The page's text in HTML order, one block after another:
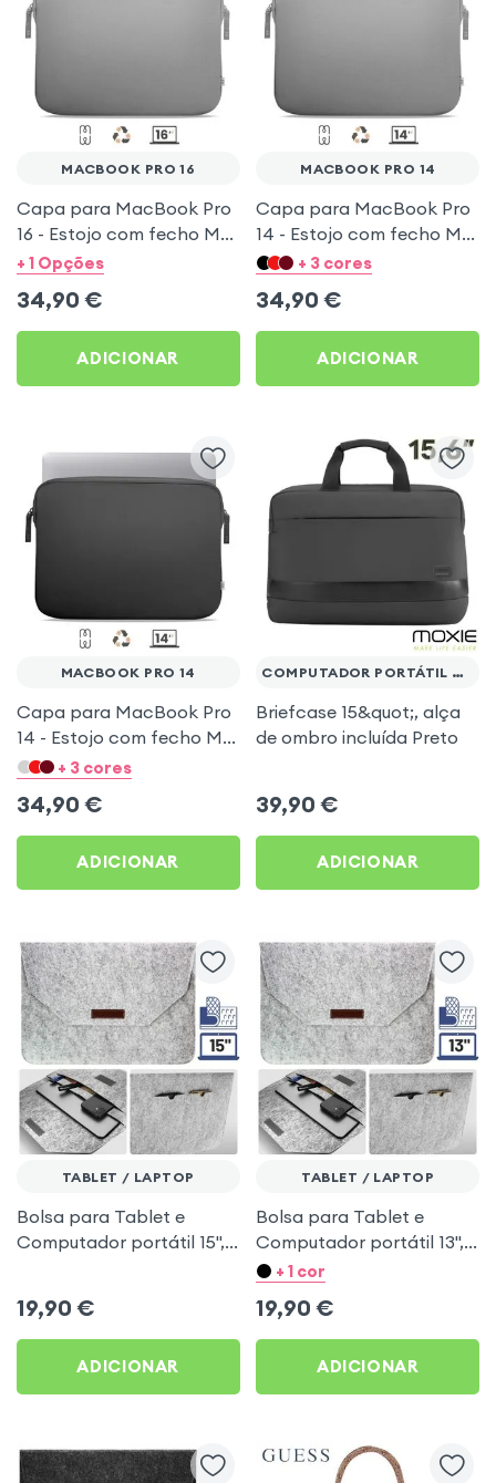
MACBOOK PRO 16
Capa para MacBook Pro
16 - Estojo com fecho MW
Basics ²Life Cinza
+ 1 Opções
34,90 €
ADICIONAR
MACBOOK PRO 14
Capa para MacBook Pro
14 - Estojo com fecho MW
Basics ²Life Cinza
+ 3 cores
34,90 €
ADICIONAR
MACBOOK PRO 14
Capa para MacBook Pro
14 - Estojo com fecho MW
Basics ²Life Preto
+ 3 cores
34,90 €
ADICIONAR
COMPUTADOR PORTÁTIL DE 15
Briefcase 15&quot;, alça
de ombro incluída Preto
39,90 €
ADICIONAR
TABLET / LAPTOP
Bolsa para Tablet e
Computador portátil 15'',
19,90 €
ADICIONAR
TABLET / LAPTOP
Bolsa para Tablet e
Computador portátil 13'',
feltro com interior Soft
+ 1 cor
19,90 €
ADICIONAR